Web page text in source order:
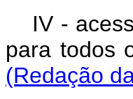
IV -
para
(Redação